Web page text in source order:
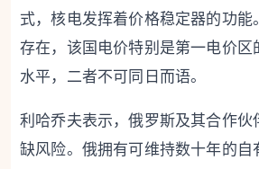
式，核电发挥着价格稳定器的功能
存在，该国电价特别是第一电价区
水平，二者不可同日而语。
利哈乔夫表示，俄罗斯及其合作伙
缺风险。俄拥有可维持数十年的自